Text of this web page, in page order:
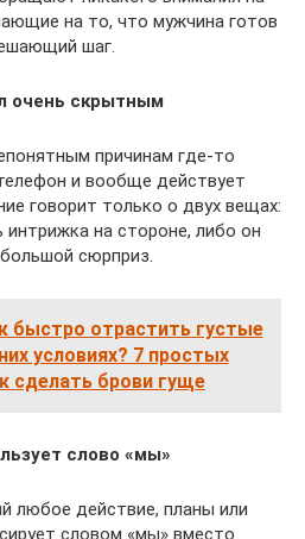
на то, что мужчина готов
шаг.
очень скрытным
причинам где-то
и вообще действует
говорит только о двух вещах:
интрижка на стороне, либо он
сюрприз.
быстро отрастить густые
условиях? 7 простых
сделать брови гуще
слово «мы»
любое действие, планы или
словом «мы» вместо